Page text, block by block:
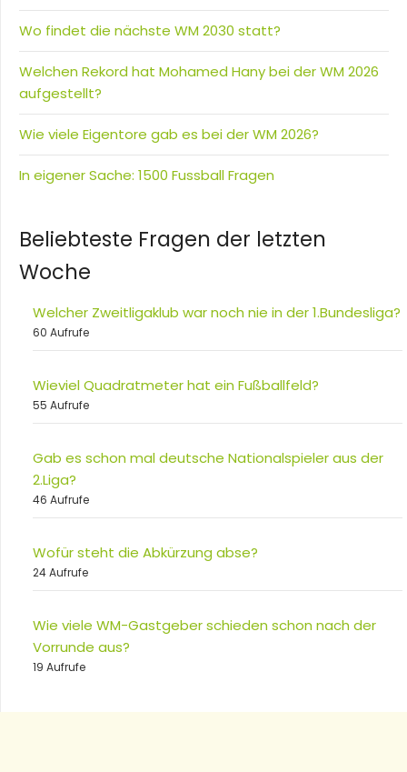
Wo findet die nächste WM 2030 statt?
Welchen Rekord hat Mohamed Hany bei der WM 2026
aufgestellt?
Wie viele Eigentore gab es bei der WM 2026?
In eigener Sache: 1500 Fussball Fragen
Beliebteste Fragen der letzten
Woche
Welcher Zweitligaklub war noch nie in der 1.Bundesliga?
60 Aufrufe
Wieviel Quadratmeter hat ein Fußballfeld?
55 Aufrufe
Gab es schon mal deutsche Nationalspieler aus der
2.Liga?
46 Aufrufe
Wofür steht die Abkürzung abse?
24 Aufrufe
Wie viele WM-Gastgeber schieden schon nach der
Vorrunde aus?
19 Aufrufe